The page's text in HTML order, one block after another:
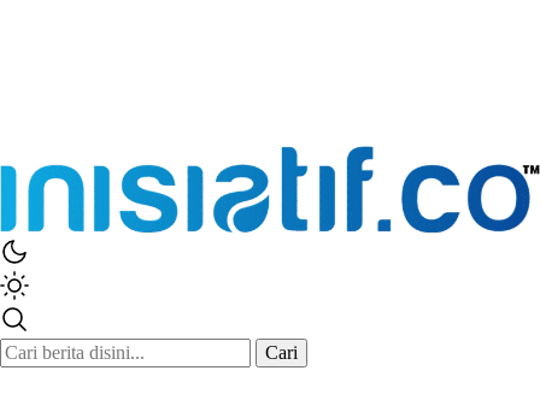
Inisiatif.co
Stay Connected Stay Informed
Cari